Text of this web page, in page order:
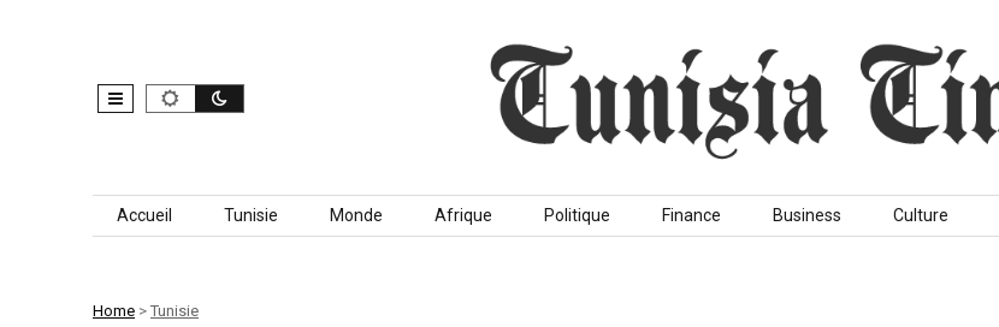
Skip to content
Accueil Tunisie Monde Afrique Politique Finance Business Culture
Home > Tunisie